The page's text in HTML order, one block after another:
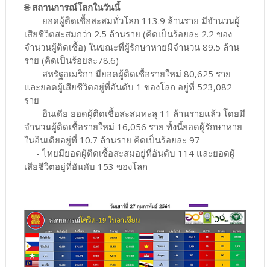
🌐สถานการณ์โลกในวันนี้
- ยอดผู้ติดเชื้อสะสมทั่วโลก 113.9 ล้านราย มีจำนวนผู้
เสียชีวิตสะสมกว่า 2.5 ล้านราย (คิดเป็นร้อยละ 2.2 ของ
จำนวนผู้ติดเชื้อ) ในขณะที่ผู้รักษาหายมีจำนวน 89.5 ล้าน
ราย (คิดเป็นร้อยละ78.6)
- สหรัฐอเมริกา มียอดผู้ติดเชื้อรายใหม่ 80,625 ราย
และยอดผู้เสียชีวิตอยู่ที่อันดับ 1 ของโลก อยู่ที่ 523,082
ราย
- อินเดีย ยอดผู้ติดเชื้อสะสมทะลุ 11 ล้านรายแล้ว โดยมี
จำนวนผู้ติดเชื้อรายใหม่ 16,056 ราย ทั้งนี้ยอดผู้รักษาหาย
ในอินเดียอยู่ที่ 10.7 ล้านราย คิดเป็นร้อยละ 97
- ไทยมียอดผู้ติดเชื้อสะสมอยู่ที่อันดับ 114 และยอดผู้
เสียชีวิตอยู่ที่อันดับ 153 ของโลก